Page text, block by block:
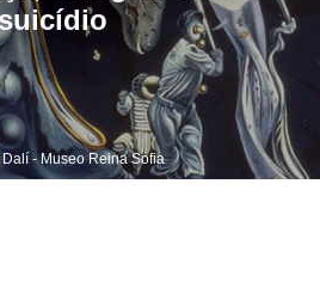
- Museo Reina Sofia